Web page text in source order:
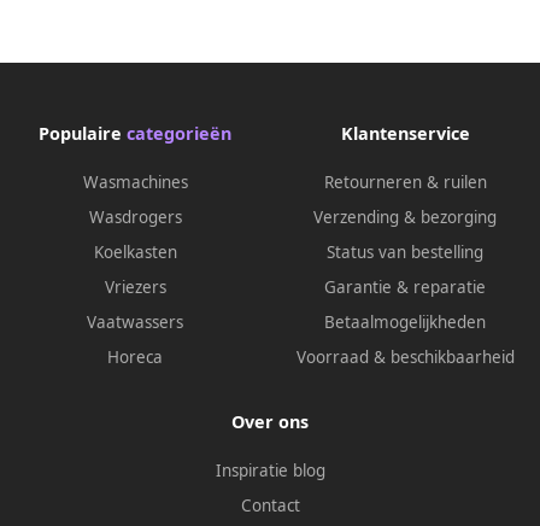
Populaire categorieën
Wasmachines
Wasdrogers
Koelkasten
Vriezers
Vaatwassers
Horeca
Klantenservice
Retourneren & ruilen
Verzending & bezorging
Status van bestelling
Garantie & reparatie
Betaalmogelijkheden
Voorraad & beschikbaarheid
Over ons
Inspiratie blog
Contact